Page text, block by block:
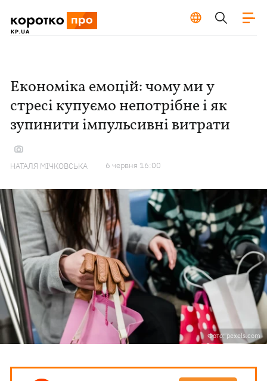
Економіка емоцій: чому ми у
стресі купуємо непотрібне і як
зупинити імпульсивні витрати
НАТАЛЯ МІЧКОВСЬКА 6 червня 16:00
Фото: pexels.com